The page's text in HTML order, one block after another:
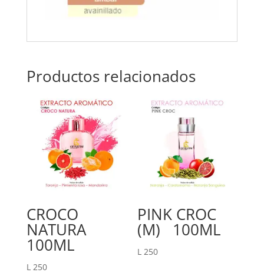
Productos relacionados
CROCO
NATURA
100ML
L 250
PINK CROC
(M) 100ML
L 250